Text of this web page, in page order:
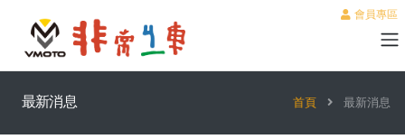
會員專區
最新消息 首頁 最新消息